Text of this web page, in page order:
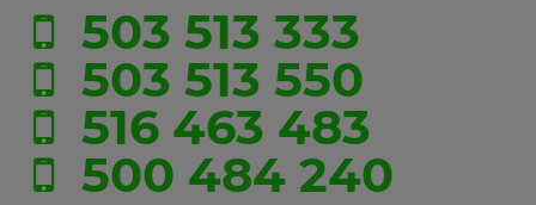
503 513 333
503 513 550
516 463 483
500 484 240